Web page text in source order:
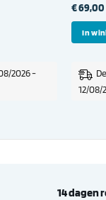
2026 -
€69,00
In
12/08/
14 dagen